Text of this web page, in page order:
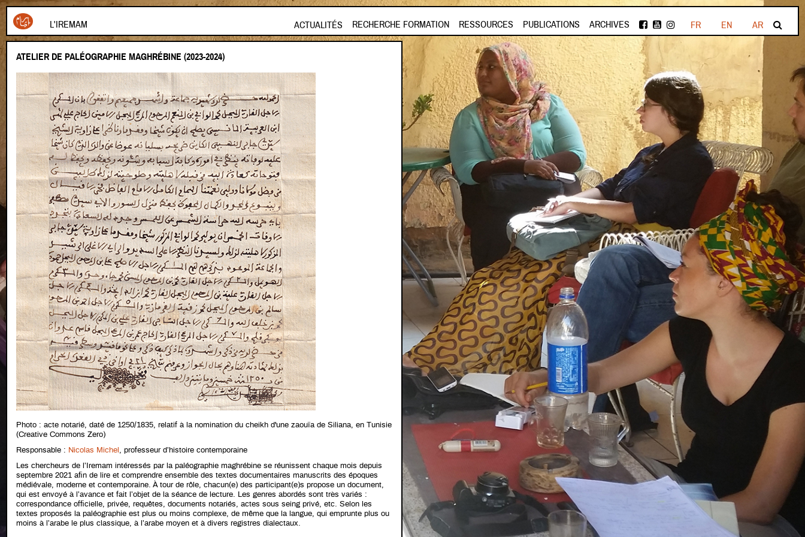
Aller au contenu principal
L'IREMAM ACTUALITÉS RECHERCHE FORMATION RESSOURCES PUBLICATIONS ARCHIVES FR EN AR
ATELIER DE PALÉOGRAPHIE MAGHRÉBINE (2023-2024)
Photo : acte notarié, daté de 1250/1835, relatif à la nomination du cheikh d'une zaouïa de Siliana, en Tunisie
(Creative Commons Zero)
Responsable : Nicolas Michel , professeur d’histoire contemporaine
Les chercheurs de l’Iremam intéressés par la paléographie maghrébine se réunissent chaque mois depuis
septembre 2021 afin de lire et comprendre ensemble des textes documentaires manuscrits des époques
médiévale, moderne et contemporaine. À tour de rôle, chacun(e) des participant(e)s propose un document,
qui est envoyé à l’avance et fait l’objet de la séance de lecture. Les genres abordés sont très variés :
correspondance officielle, privée, requêtes, documents notariés, actes sous seing privé, etc. Selon les
textes proposés la paléographie est plus ou moins complexe, de même que la langue, qui emprunte plus ou
moins à l’arabe le plus classique, à l’arabe moyen et à divers registres dialectaux.